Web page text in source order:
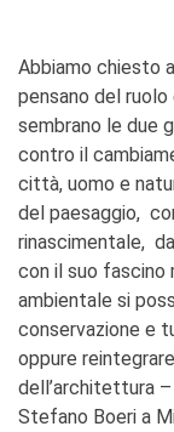
Abbiamo chiesto a
pensano del
sembrano le due
contro il
città, uomo e
del paesaggio,
rinascimentale,
con il suo fascino
ambientale si
conservazione e
oppure
dell’architettura
Stefano Boeri a